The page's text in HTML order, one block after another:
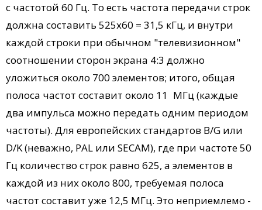
с частотой 60 Гц. То есть частота передачи строк
должна составить 525х60 = 31,5 кГц, и внутри
каждой строки при обычном "телевизионном"
соотношении сторон экрана 4:3 должно
уложиться около 700 элементов; итого, общая
полоса частот составит около 11 МГц (каждые
два импульса можно передать одним периодом
частоты). Для европейских стандартов B/G или
D/K (неважно, PAL или SECAM), где при частоте 50
Гц количество строк равно 625, а элементов в
каждой из них около 800, требуемая полоса
частот составит уже 12,5 МГц. Это неприемлемо -